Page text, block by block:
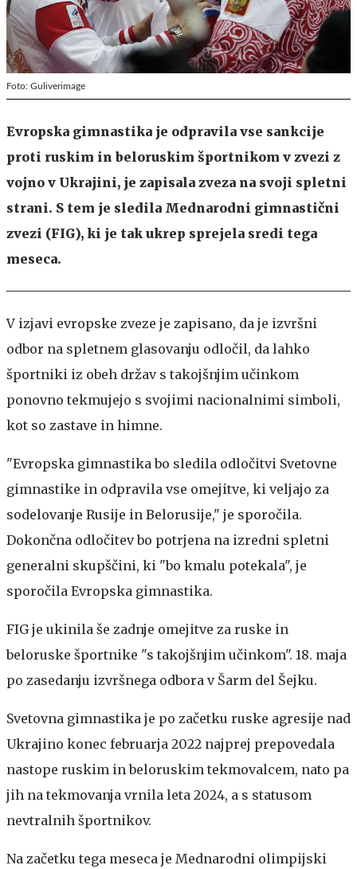
Foto: Guliverimage
Evropska gimnastika je odpravila vse sankcije
proti ruskim in beloruskim športnikom v zvezi z
vojno v Ukrajini, je zapisala zveza na svoji spletni
strani. S tem je sledila Mednarodni gimnastični
zvezi (FIG), ki je tak ukrep sprejela sredi tega
meseca.
V izjavi evropske zveze je zapisano, da je izvršni
odbor na spletnem glasovanju odločil, da lahko
športniki iz obeh držav s takojšnjim učinkom
ponovno tekmujejo s svojimi nacionalnimi simboli,
kot so zastave in himne.
"Evropska gimnastika bo sledila odločitvi Svetovne
gimnastike in odpravila vse omejitve, ki veljajo za
sodelovanje Rusije in Belorusije," je sporočila.
Dokončna odločitev bo potrjena na izredni spletni
generalni skupščini, ki "bo kmalu potekala", je
sporočila Evropska gimnastika.
FIG je ukinila še zadnje omejitve za ruske in
beloruske športnike "s takojšnjim učinkom". 18. maja
po zasedanju izvršnega odbora v Šarm del Šejku.
Svetovna gimnastika je po začetku ruske agresije nad
Ukrajino konec februarja 2022 najprej prepovedala
nastope ruskim in beloruskim tekmovalcem, nato pa
jih na tekmovanja vrnila leta 2024, a s statusom
nevtralnih športnikov.
Na začetku tega meseca je Mednarodni olimpijski